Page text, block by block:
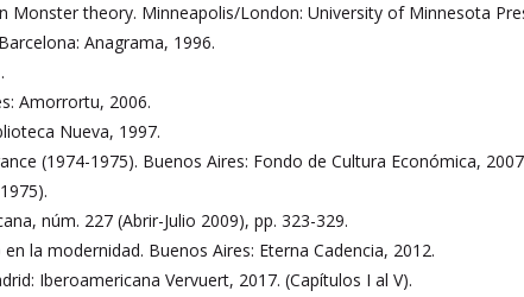
Monster theory. Minneapolis/London: University of Minnesota
Anagrama, 1996.
Amorrortu, 2006.
Nueva, 1997.
(1974-1975). Buenos Aires: Fondo de Cultura Económica,
núm. 227 (Abrir-Julio 2009), pp. 323-329.
la modernidad. Buenos Aires: Eterna Cadencia, 2012.
Iberoamericana Vervuert, 2017. (Capítulos I al V).